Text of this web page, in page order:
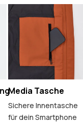
Media Tasche
Sichere Innentasche
für dein Smartphone